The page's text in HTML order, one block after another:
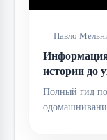
Павло
истории до
Полный гид